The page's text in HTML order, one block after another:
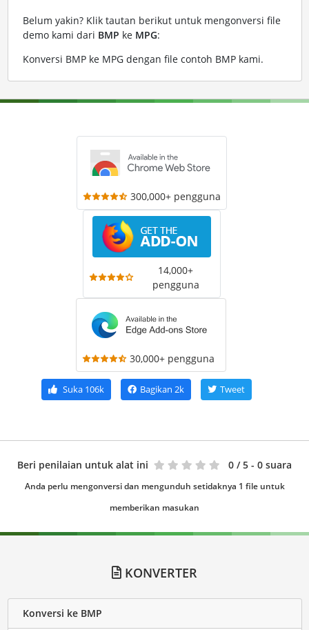
Belum yakin? Klik tautan berikut untuk mengonversi file
demo kami dari BMP ke MPG:
Konversi BMP ke MPG dengan file contoh BMP kami.
300,000+ pengguna
14,000+
pengguna
30,000+ pengguna
Suka106k Bagikan 2k Tweet
Beri penilaian untuk alat ini 0 / 5 - 0 suara
Anda perlu mengonversi dan mengunduh setidaknya 1 file untuk
memberikan masukan
KONVERTER
Konversi ke BMP